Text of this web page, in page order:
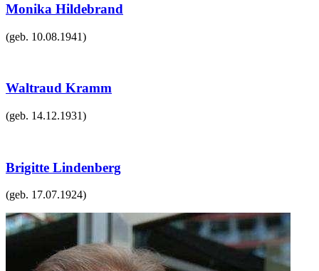
Monika Hildebrand
(geb. 10.08.1941)
Waltraud Kramm
(geb. 14.12.1931)
Brigitte Lindenberg
(geb. 17.07.1924)